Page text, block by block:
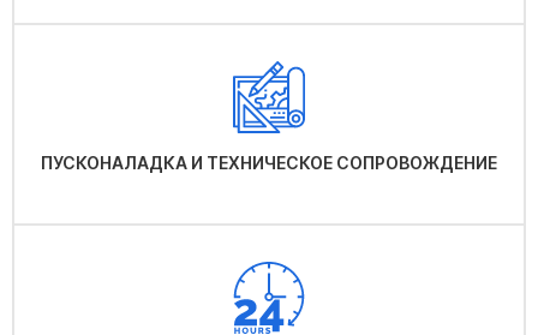
ПУСКОНАЛАДКА И ТЕХНИЧЕСКОЕ СОПРОВОЖДЕНИЕ